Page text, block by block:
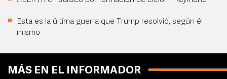
Esta es la última guerra que Trump resolvió, según él
mismo
MÁS EN EL INFORMADOR